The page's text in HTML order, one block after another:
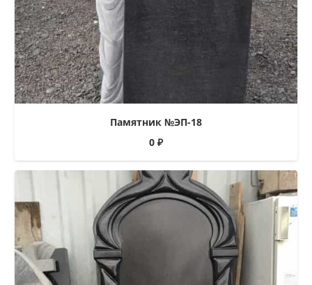
Памятник №ЭП-18
0 ₽